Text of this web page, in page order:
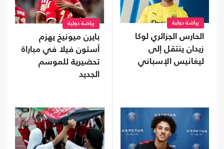
رياضة دولية
الحارس الجزائري لوكا
زيدان ينتقل إلى
ليغانيس الإسباني
رياضة دولية
بايرن ميونيخ يهزم
أستون فيلا في مباراة
تحضيرية للموسم
الجديد